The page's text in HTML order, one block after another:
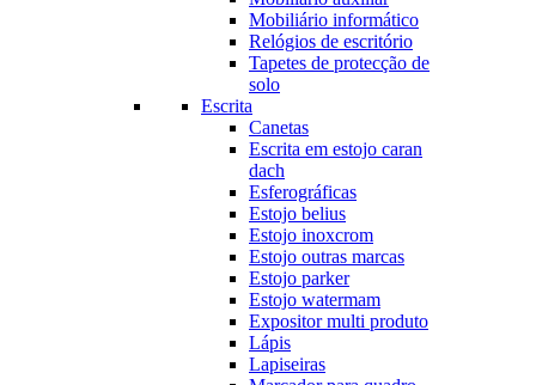
Mobiliário informático
Relógios de escritório
Tapetes de protecção de
solo
Escrita
Canetas
Escrita em estojo caran
dach
Esferográficas
Estojo belius
Estojo inoxcrom
Estojo outras marcas
Estojo parker
Estojo watermam
Expositor multi produto
Lápis
Lapiseiras